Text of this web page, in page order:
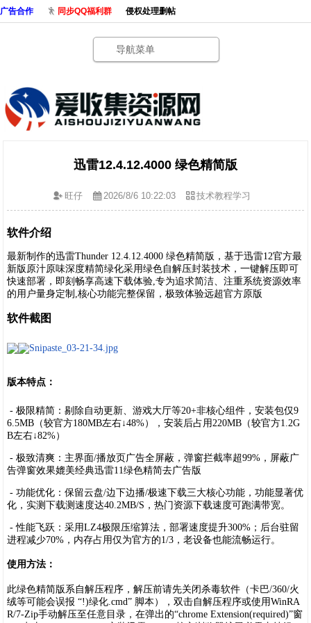
广告合作 同步QQ福利群 侵权处理删帖
导航菜单
迅雷12.4.12.4000 绿色精简版
旺仔 2026/8/6 10:22:03 技术教程学习
软件介绍
最新制作的迅雷Thunder 12.4.12.4000 绿色精简版，基于迅雷12官方最
新版原汁原味深度精简绿化采用绿色自解压封装技术，一键解压即可
快速部署，即刻畅享高速下载体验,专为追求简洁、注重系统资源效率
的用户量身定制,核心功能完整保留，极致体验远超官方原版
软件截图
版本特点：
- 极限精简：剔除自动更新、游戏大厅等20+非核心组件，安装包仅9
6.5MB（较官方180MB左右↓48%），安装后占用220MB（较官方1.2G
B左右↓82%）
- 极致清爽：主界面/播放页广告全屏蔽，弹窗拦截率超99%，屏蔽广
告弹窗效果媲美经典迅雷11绿色精简去广告版
- 功能优化：保留云盘/边下边播/极速下载三大核心功能，功能显著优
化，实测下载测速度达40.2MB/S，热门资源下载速度可跑满带宽。
- 性能飞跃：采用LZ4极限压缩算法，部署速度提升300%；后台驻留
进程减少70%，内存占用仅为官方的1/3，老设备也能流畅运行。
使用方法：
此绿色精简版系自解压程序，解压前请先关闭杀毒软件（卡巴/360/火
绒等可能会误报 “!)绿化.cmd” 脚本），双击自解压程序或使用WinRA
R/7-Zip手动解压至任意目录，在弹出的“chrome Extension(required)”窗